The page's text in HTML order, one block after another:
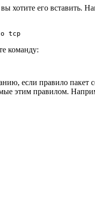
хотите его вставить.
tcp
команду:
если правило пакет
этим правилом.